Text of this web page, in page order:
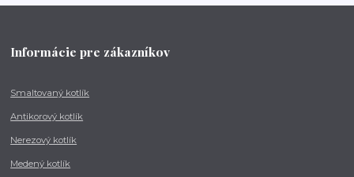
Informácie pre zákazníkov
Smaltovaný kotlík
Antikorový kotlík
Nerezový kotlík
Medený kotlík